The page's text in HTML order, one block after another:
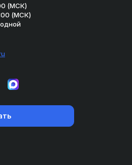
(МСК)
(МСК)